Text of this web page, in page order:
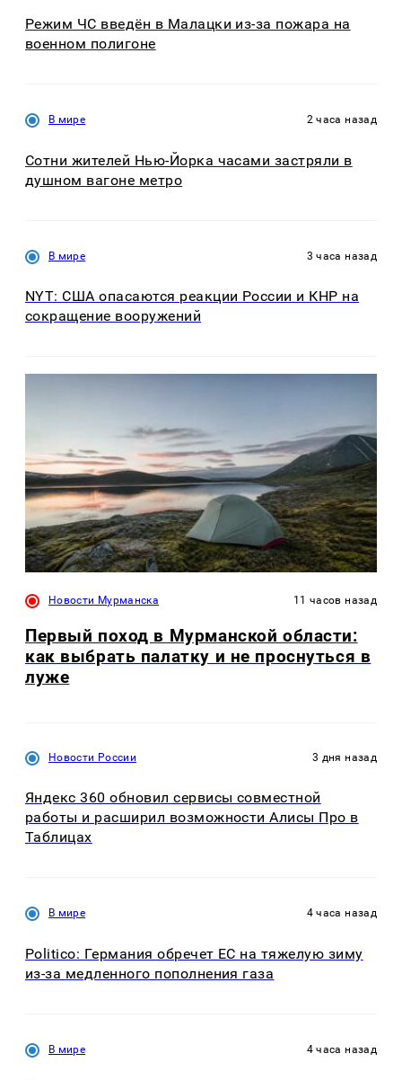
Режим ЧС введён в Малацки из-за пожара на
военном полигоне
В мире 2 часа назад
Сотни жителей Нью-Йорка часами застряли в
душном вагоне метро
В мире 3 часа назад
NYT: США опасаются реакции России и КНР на
сокращение вооружений
Новости Мурманска 11 часов назад
Первый поход в Мурманской области:
как выбрать палатку и не проснуться в
луже
Новости России 3 дня назад
Яндекс 360 обновил сервисы совместной
работы и расширил возможности Алисы Про в
Таблицах
В мире 4 часа назад
Politico: Германия обречет ЕС на тяжелую зиму
из-за медленного пополнения газа
В мире 4 часа назад